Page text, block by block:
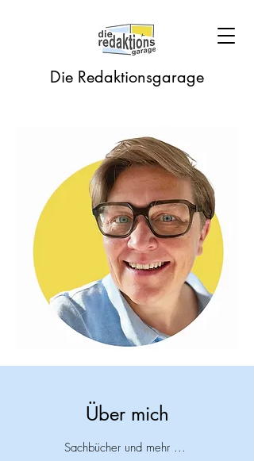
Die Redaktionsgarage
Über mich
Sachbücher und mehr ...